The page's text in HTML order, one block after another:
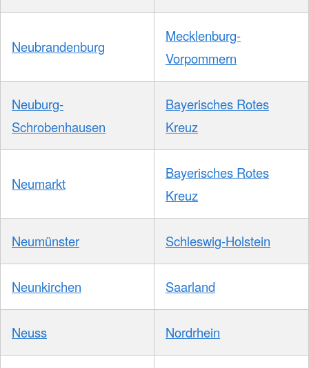
Neubrandenburg
Mecklenburg-
Vorpommern
Neuburg-
Schrobenhausen
Bayerisches Rotes
Kreuz
Neumarkt
Bayerisches Rotes
Kreuz
Neumünster Schleswig-Holstein
Neunkirchen Saarland
Neuss Nordrhein